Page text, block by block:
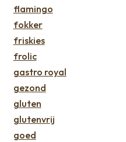
flamingo
fokker
friskies
frolic
gastro royal
gezond
gluten
glutenvrij
goed